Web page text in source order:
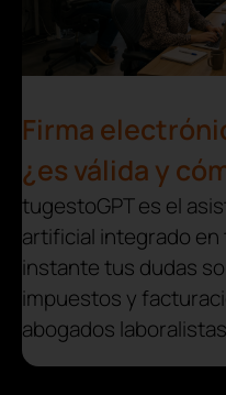
Firma
¿es válida y
tugestoGPT es el
artificial integrado
instante tus dudas
impuestos y
abogados